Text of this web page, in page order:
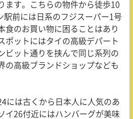
ます。こちらの物件から徒歩10
駅前には日系のフジスーパー1 号
食のお買い物に困ることはあり
ポットにはタイの高級デパート
ビット通りを挟んで同じ系列の
の高級ブランドショップなども
には古くから日本人に人気のあ
イ26付近にはハンバーグが美味